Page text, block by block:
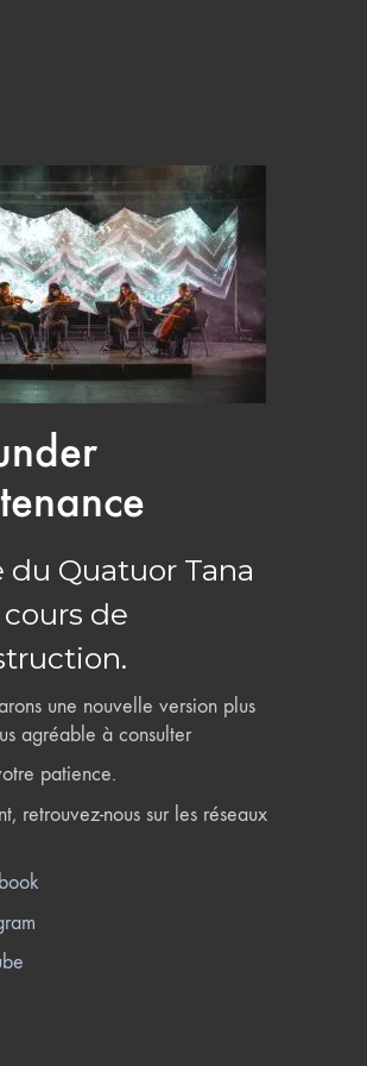
du Quatuor Tana
de
une nouvelle version plus
agréable à consulter
patience.
retrouvez-nous sur les réseaux